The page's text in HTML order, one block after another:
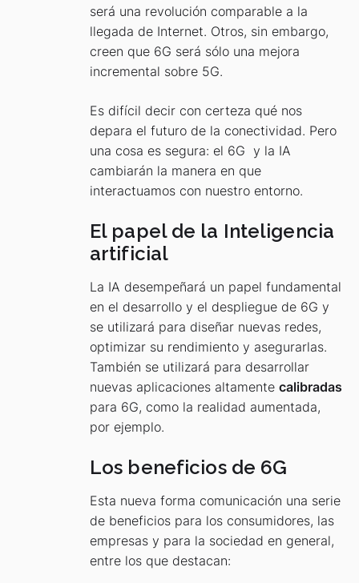
será una revolución comparable a la
llegada de Internet. Otros, sin embargo,
creen que 6G será sólo una mejora
incremental sobre 5G.
Es difícil decir con certeza qué nos
depara el futuro de la conectividad. Pero
una cosa es segura: el 6G y la IA
cambiarán la manera en que
interactuamos con nuestro entorno.
El papel de la Inteligencia
artificial
La IA desempeñará un papel fundamental
en el desarrollo y el despliegue de 6G y
se utilizará para diseñar nuevas redes,
optimizar su rendimiento y asegurarlas.
También se utilizará para desarrollar
nuevas aplicaciones altamente calibradas
para 6G, como la realidad aumentada,
por ejemplo.
Los beneficios de 6G
Esta nueva forma comunicación una serie
de beneficios para los consumidores, las
empresas y para la sociedad en general,
entre los que destacan: